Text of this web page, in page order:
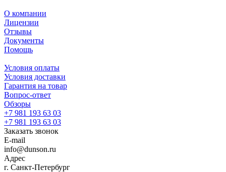
О компании
Лицензии
Отзывы
Документы
Помощь
Условия оплаты
Условия доставки
Гарантия на товар
Вопрос-ответ
Обзоры
+7 981 193 63 03
+7 981 193 63 03
Заказать звонок
E-mail
info@dunson.ru
Адрес
г. Санкт-Петербург